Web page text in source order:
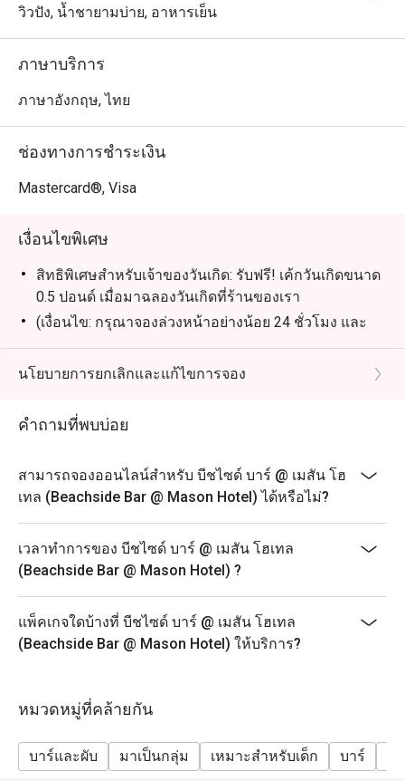
วิวปัง, น้ำชายามบ่าย, อาหารเย็น
ภาษาบริการ
ภาษาอังกฤษ, ไทย
ช่องทางการชำระเงิน
Mastercard®, Visa
เงื่อนไขพิเศษ
สิทธิพิเศษสำหรับเจ้าของวันเกิด: รับฟรี! เค้กวันเกิดขนาด
0.5 ปอนด์ เมื่อมาฉลองวันเกิดที่ร้านของเรา
(เงื่อนไข: กรุณาจองล่วงหน้าอย่างน้อย 24 ชั่วโมง และ
ระบุข้อความ "ฉลองวันเกิด" ในรายละเอียดการจอง)
นโยบายการยกเลิกและแก้ไขการจอง
คำถามที่พบบ่อย
สามารถจองออนไลน์สำหรับ บีชไซด์ บาร์ @ เมสัน โฮ
เทล (Beachside Bar @ Mason Hotel) ได้หรือไม่?
เวลาทำการของ บีชไซด์ บาร์ @ เมสัน โฮเทล
(Beachside Bar @ Mason Hotel) ?
แพ็คเกจใดบ้างที่ บีชไซด์ บาร์ @ เมสัน โฮเทล
(Beachside Bar @ Mason Hotel) ให้บริการ?
หมวดหมู่ที่คล้ายกัน
บาร์และผับ มาเป็นกลุ่ม เหมาะสำหรับเด็ก บาร์